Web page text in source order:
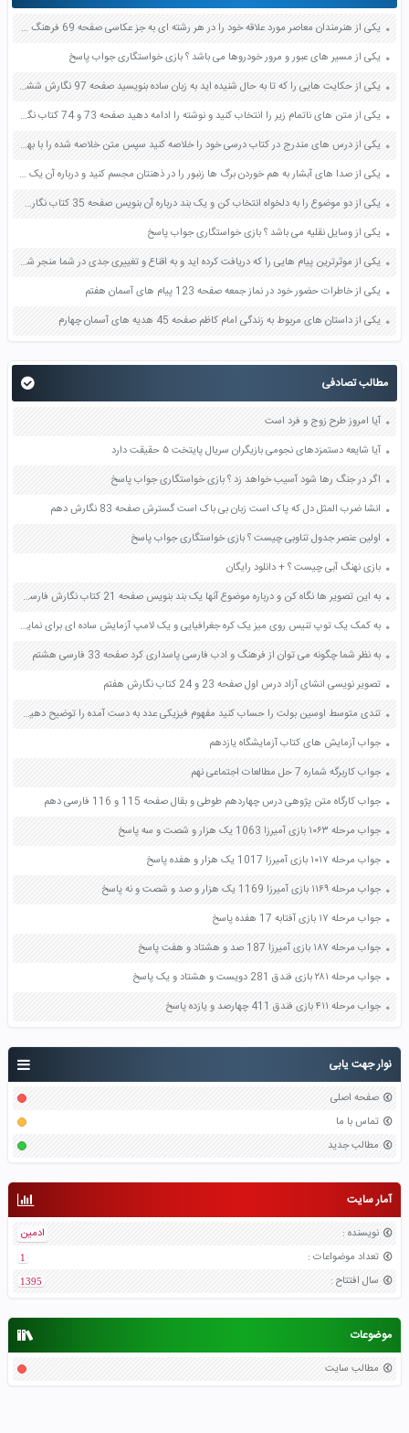
نوار جهت یابی
صفحه اصلی
تماس با ما
مطالب جدید
آمار سایت
نویسنده :
ادمین
تعداد موضواعات :
1
سال افتتاح :
1395
موضوعات
مطالب سایت
یکی از هنرمندان معاصر مورد علاقه خود را در هر رشته ای به جز عکاسی صفحه 69 فرهنگ و هنر نهم
یکی از مسیر های عبور و مرور خودروها می باشد ؟ بازی خواستگاری جواب پاسخ
یکی از حکایت هایی را که تا به حال شنیده اید به زبان ساده بنویسید صفحه 97 نگارش ششم دبستان
یکی از متن های ناتمام زیر را انتخاب کنید و نوشته را ادامه دهید صفحه 73 و 74 کتاب نگارش فارسی پنجم دبستان
یکی از درس های مندرج در کتاب درسی خود را خلاصه کنید سپس متن خلاصه شده را با بهره گیری از روش های دسته بندی نمودار جدول نقشه مفهومی نشان دهید صفحه 118 نگارش یازدهم
یکی از صدا های آبشار به هم خوردن برگ ها زنبور را در ذهنتان مجسم کنید و درباره آن یک بند بنویسید صفحه 11 نگارش پنجم
یکی از دو موضوع را به دلخواه انتخاب کن و یک بند درباره آن بنویس صفحه 35 کتاب نگارش فارسی سوم
یکی از وسایل نقلیه می باشد ؟ بازی خواستگاری جواب پاسخ
یکی از موثرترین پیام هایی را که دریافت کرده اید و به اقناع و تغییری جدی در شما منجر شده است برسی کنید و علت این تاثیر گذاری قابل توجه را بنویسید صفحه 52 تفکر و سواد رسانه ای دهم
یکی از خاطرات حضور خود در نماز جمعه صفحه 123 پیام های آسمان هفتم
یکی از داستان های مربوط به زندگی امام کاظم صفحه 45 هدیه های آسمان چهارم
مطالب تصادفی
آیا امروز طرح زوج و فرد است
آیا شایعه دستمزدهای نجومی بازیگران سریال پایتخت ۵ حقیقت دارد
اگر در جنگ رها شود آسیب خواهد زد ؟ بازی خواستگاری جواب پاسخ
انشا ضرب المثل دل که پاک است زبان بی باک است گسترش صفحه 83 نگارش دهم
اولین عنصر جدول تناوبی چیست ؟ بازی خواستگاری جواب پاسخ
بازی نهنگ آبی چیست ؟ + دانلود رایگان
به این تصویر ها نگاه کن و درباره موضوع آنها یک بند بنویس صفحه 21 کتاب نگارش فارسی سوم
به کمک یک توپ تنیس روی میز یک کره جغرافیایی و یک لامپ آزمایش ساده ای برای نمایش پدیده های خسوف و کسوف طراحی و اجرا کنید صفحه 127 علوم هشتم
به نظر شما چگونه می توان از فرهنگ و ادب فارسی پاسداری کرد صفحه 33 فارسی هشتم
تصویر نویسی انشای آزاد درس اول صفحه 23 و 24 کتاب نگارش هفتم
تندی متوسط اوسین بولت را حساب کنید مفهوم فیزیکی عدد به دست آمده را توضیح دهید صفحه 40 علوم نهم
جواب آزمایش های کتاب آزمایشگاه یازدهم
جواب کاربرگه شماره 7 حل مطالعات اجتماعی نهم
جواب کارگاه متن پژوهی درس چهاردهم طوطی و بقال صفحه 115 و 116 فارسی دهم
جواب مرحله ۱۰۶۳ بازی آمیرزا 1063 یک هزار و شصت و سه پاسخ
جواب مرحله ۱۰۱۷ بازی آمیرزا 1017 یک هزار و هفده پاسخ
جواب مرحله ۱۱۶۹ بازی آمیرزا 1169 یک هزار و صد و شصت و نه پاسخ
جواب مرحله ۱۷ بازی آفتابه 17 هفده پاسخ
جواب مرحله ۱۸۷ بازی آمیرزا 187 صد و هشتاد و هفت پاسخ
جواب مرحله ۲۸۱ بازی فندق 281 دویست و هشتاد و یک پاسخ
جواب مرحله ۴۱۱ بازی فندق 411 چهارصد و یازده پاسخ